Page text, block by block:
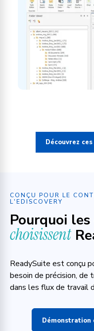
Découvrez
CONÇU POUR LE
L'EDISCOVERY
Pourquoi
choisissent
ReadySuite est conçu
besoin de précision,
dans les flux de travail
Démonstration